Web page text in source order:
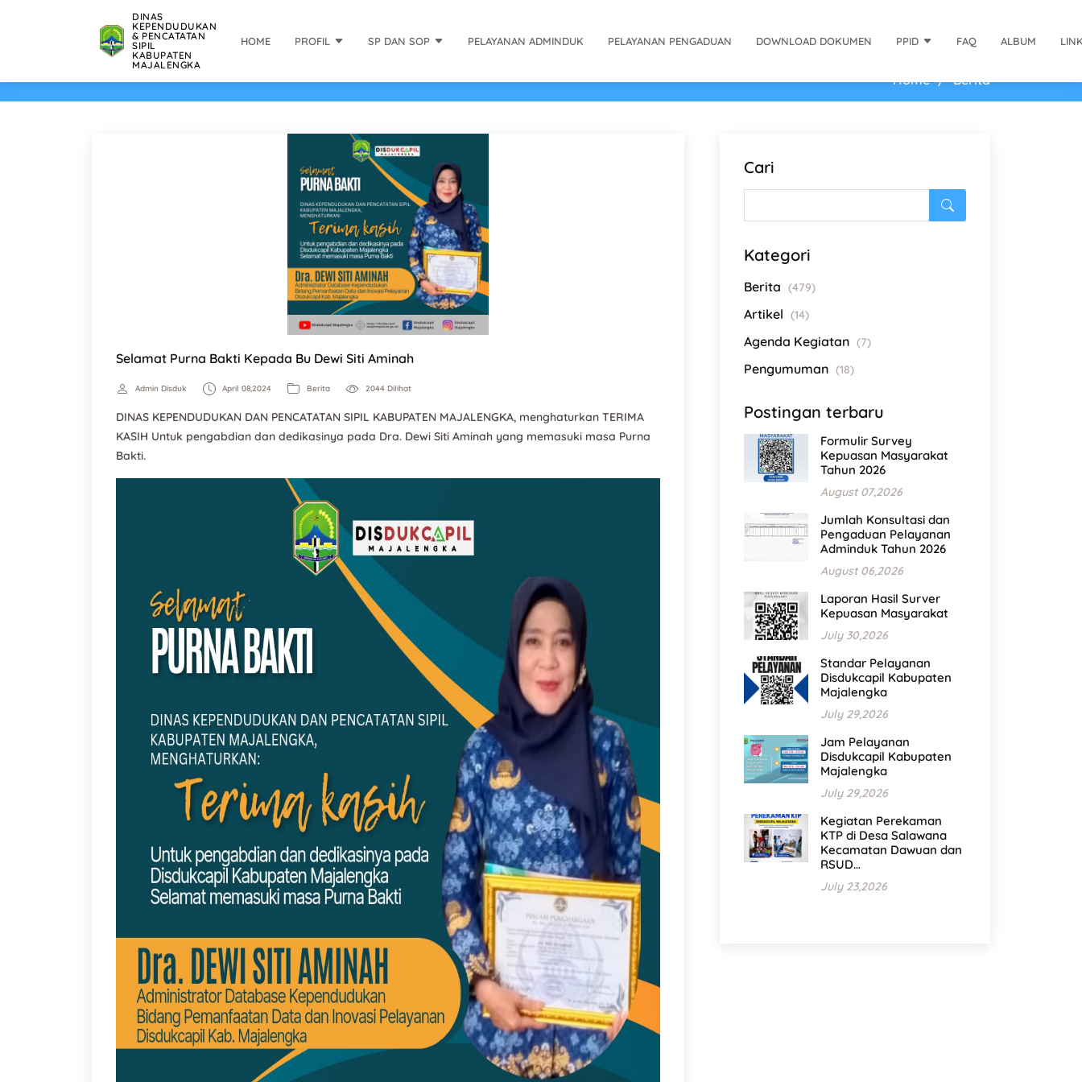
DINAS
KEPENDUDUKAN
& PENCATATAN
SIPIL
KABUPATEN
MAJALENGKA
HOME PROFIL SP DAN SOP PELAYANAN ADMINDUK PELAYANAN PENGADUAN DOWNLOAD DOKUMEN PPID FAQ ALBUM
Home Berita
Selamat Purna Bakti Kepada Bu Dewi Siti Aminah
Admin Disduk April 08,2024 Berita 2044 Dilihat
DINAS KEPENDUDUKAN DAN PENCATATAN SIPIL KABUPATEN MAJALENGKA, menghaturkan TERIMA
KASIH Untuk pengabdian dan dedikasinya pada Dra. Dewi Siti Aminah yang memasuki masa Purna
Bakti.
Cari
Kategori
Berita (479)
Artikel (14)
Agenda Kegiatan (7)
Pengumuman (18)
Postingan terbaru
Formulir Survey
Kepuasan Masyarakat
Tahun 2026
August 07,2026
Jumlah Konsultasi dan
Pengaduan Pelayanan
Adminduk Tahun 2026
August 06,2026
Laporan Hasil Surver
Kepuasan Masyarakat
July 30,2026
Standar Pelayanan
Disdukcapil Kabupaten
Majalengka
July 29,2026
Jam Pelayanan
Disdukcapil Kabupaten
Majalengka
July 29,2026
Kegiatan Perekaman
KTP di Desa Salawana
Kecamatan Dawuan dan
RSUD…
July 23,2026